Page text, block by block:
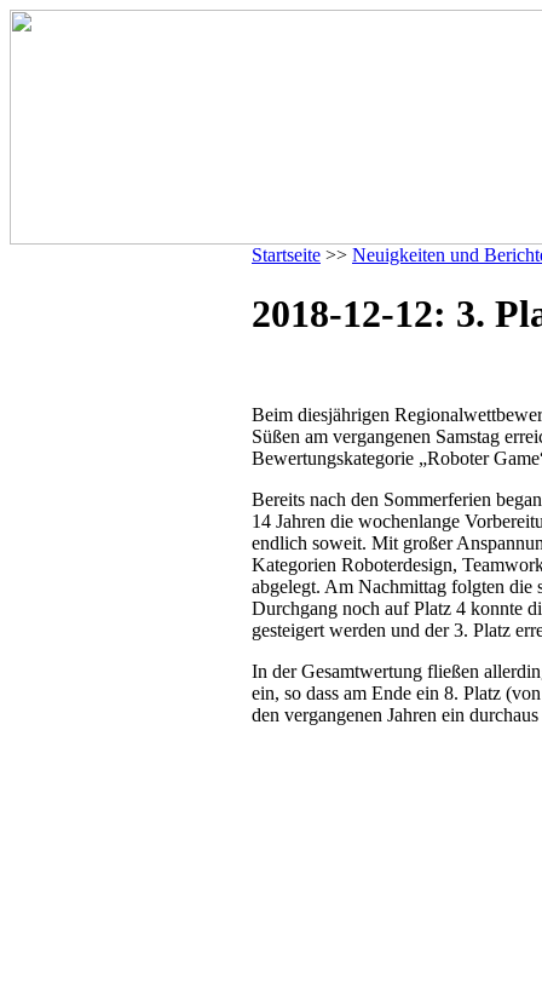
Startseite >> Neuigkeiten und
2018-12-12: 3.
Beim diesjährigen
Süßen am vergangenen Samstag
Bewertungskategorie „Roboter
Bereits nach den Sommerferien
14 Jahren die wochenlange
endlich soweit. Mit großer
Kategorien Roboterdesign,
abgelegt. Am Nachmittag folgten die
Durchgang noch auf Platz 4 konnte
gesteigert werden und der 3. Platz
In der Gesamtwertung fließen
ein, so dass am Ende ein 8. Platz
den vergangenen Jahren ein